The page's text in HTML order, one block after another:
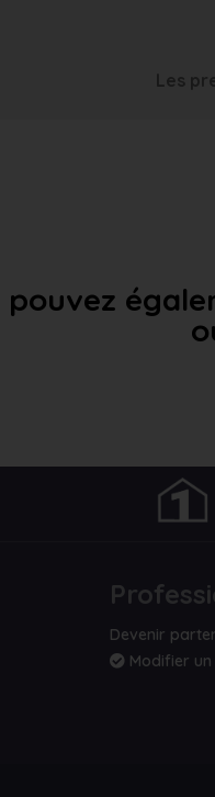
Les
pouvez
Devenir
Modifier un